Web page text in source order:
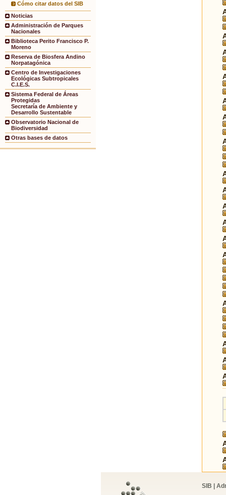
Cómo citar datos del SIB
Noticias
Administración de Parques
Nacionales
Biblioteca Perito Francisco P.
Moreno
Reserva de Biosfera Andino
Norpatagónica
Centro de Investigaciones
Ecológicas Subtropicales
C.I.E.S.
Sistema Federal de Áreas
Protegidas
Secretaría de Ambiente y
Desarrollo Sustentable
Observatorio Nacional de
Biodiversidad
Otras bases de datos
SIB |